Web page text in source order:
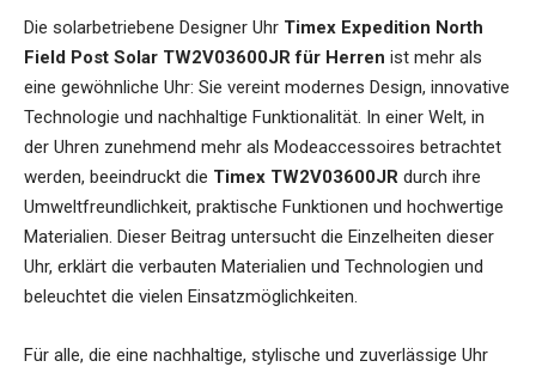
Die solarbetriebene Designer Uhr Timex Expedition North
Field Post Solar TW2V03600JR für Herren ist mehr als
eine gewöhnliche Uhr: Sie vereint modernes Design, innovative
Technologie und nachhaltige Funktionalität. In einer Welt, in
der Uhren zunehmend mehr als Modeaccessoires betrachtet
werden, beeindruckt die Timex TW2V03600JR durch ihre
Umweltfreundlichkeit, praktische Funktionen und hochwertige
Materialien. Dieser Beitrag untersucht die Einzelheiten dieser
Uhr, erklärt die verbauten Materialien und Technologien und
beleuchtet die vielen Einsatzmöglichkeiten.
Für alle, die eine nachhaltige, stylische und zuverlässige Uhr